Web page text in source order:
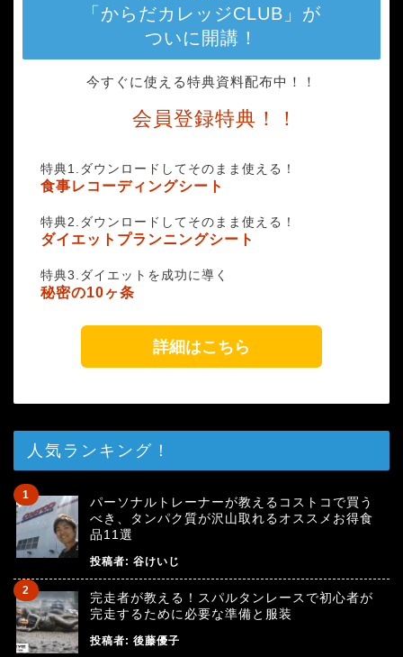
「からだカレッジCLUB」が
ついに開講！
今すぐに使える特典資料配布中！！
会員登録特典！！
特典1.ダウンロードしてそのまま使える！
食事レコーディングシート
特典2.ダウンロードしてそのまま使える！
ダイエットプランニングシート
特典3.ダイエットを成功に導く
秘密の10ヶ条
詳細はこちら
人気ランキング！
パーソナルトレーナーが教えるコストコで買う
べき、タンパク質が沢山取れるオススメお得食
品11選
投稿者: 谷けいじ
完走者が教える！スパルタンレースで初心者が
完走するために必要な準備と服装
投稿者: 後藤優子